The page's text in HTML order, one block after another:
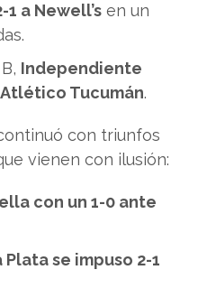
a Newell’s en un
Independiente
Tucumán.
con triunfos
vienen con ilusión:
con un 1-0 ante
Plata se impuso 2-1